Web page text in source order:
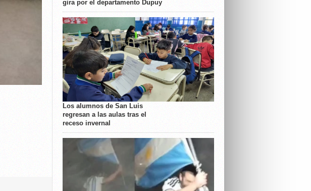
gira por el departamento Dupuy
Los alumnos de San Luis
regresan a las aulas tras el
receso invernal